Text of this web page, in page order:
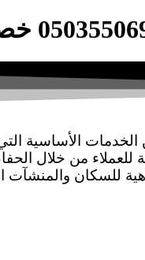
الخدمات الأساسية
للعملاء من خلال
للسكان